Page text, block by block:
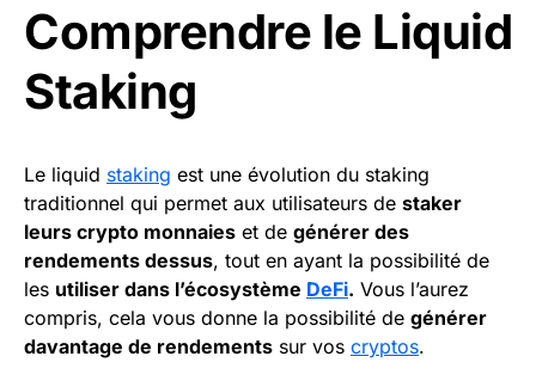
Comprendre le Liquid
Staking
Le liquid staking est une évolution du staking
traditionnel qui permet aux utilisateurs de staker
leurs crypto monnaies et de générer des
rendements dessus, tout en ayant la possibilité de
les utiliser dans l’écosystème DeFi. Vous l’aurez
compris, cela vous donne la possibilité de générer
davantage de rendements sur vos cryptos.